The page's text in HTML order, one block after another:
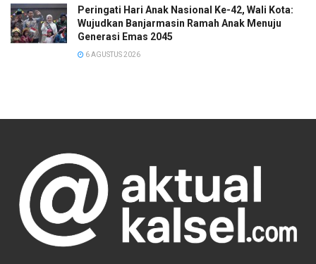
Peringati Hari Anak Nasional Ke-42, Wali Kota:
Wujudkan Banjarmasin Ramah Anak Menuju
Generasi Emas 2045
6 AGUSTUS 2026